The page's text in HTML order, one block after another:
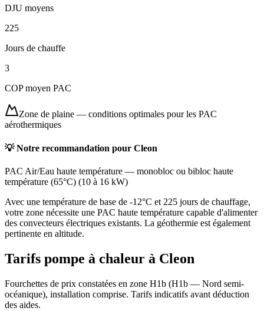
DJU moyens
225
Jours de chauffe
3
COP moyen PAC
Zone de plaine — conditions optimales pour les PAC
aérothermiques
💡 Notre recommandation pour Cleon
PAC Air/Eau haute température — monobloc ou bibloc haute
température (65°C) (10 à 16 kW)
Avec une température de base de -12°C et 225 jours de chauffage,
votre zone nécessite une PAC haute température capable d'alimenter
des convecteurs électriques existants. La géothermie est également
pertinente en altitude.
Tarifs pompe à chaleur à Cleon
Fourchettes de prix constatées en zone H1b (H1b — Nord semi-
océanique), installation comprise. Tarifs indicatifs avant déduction
des aides.